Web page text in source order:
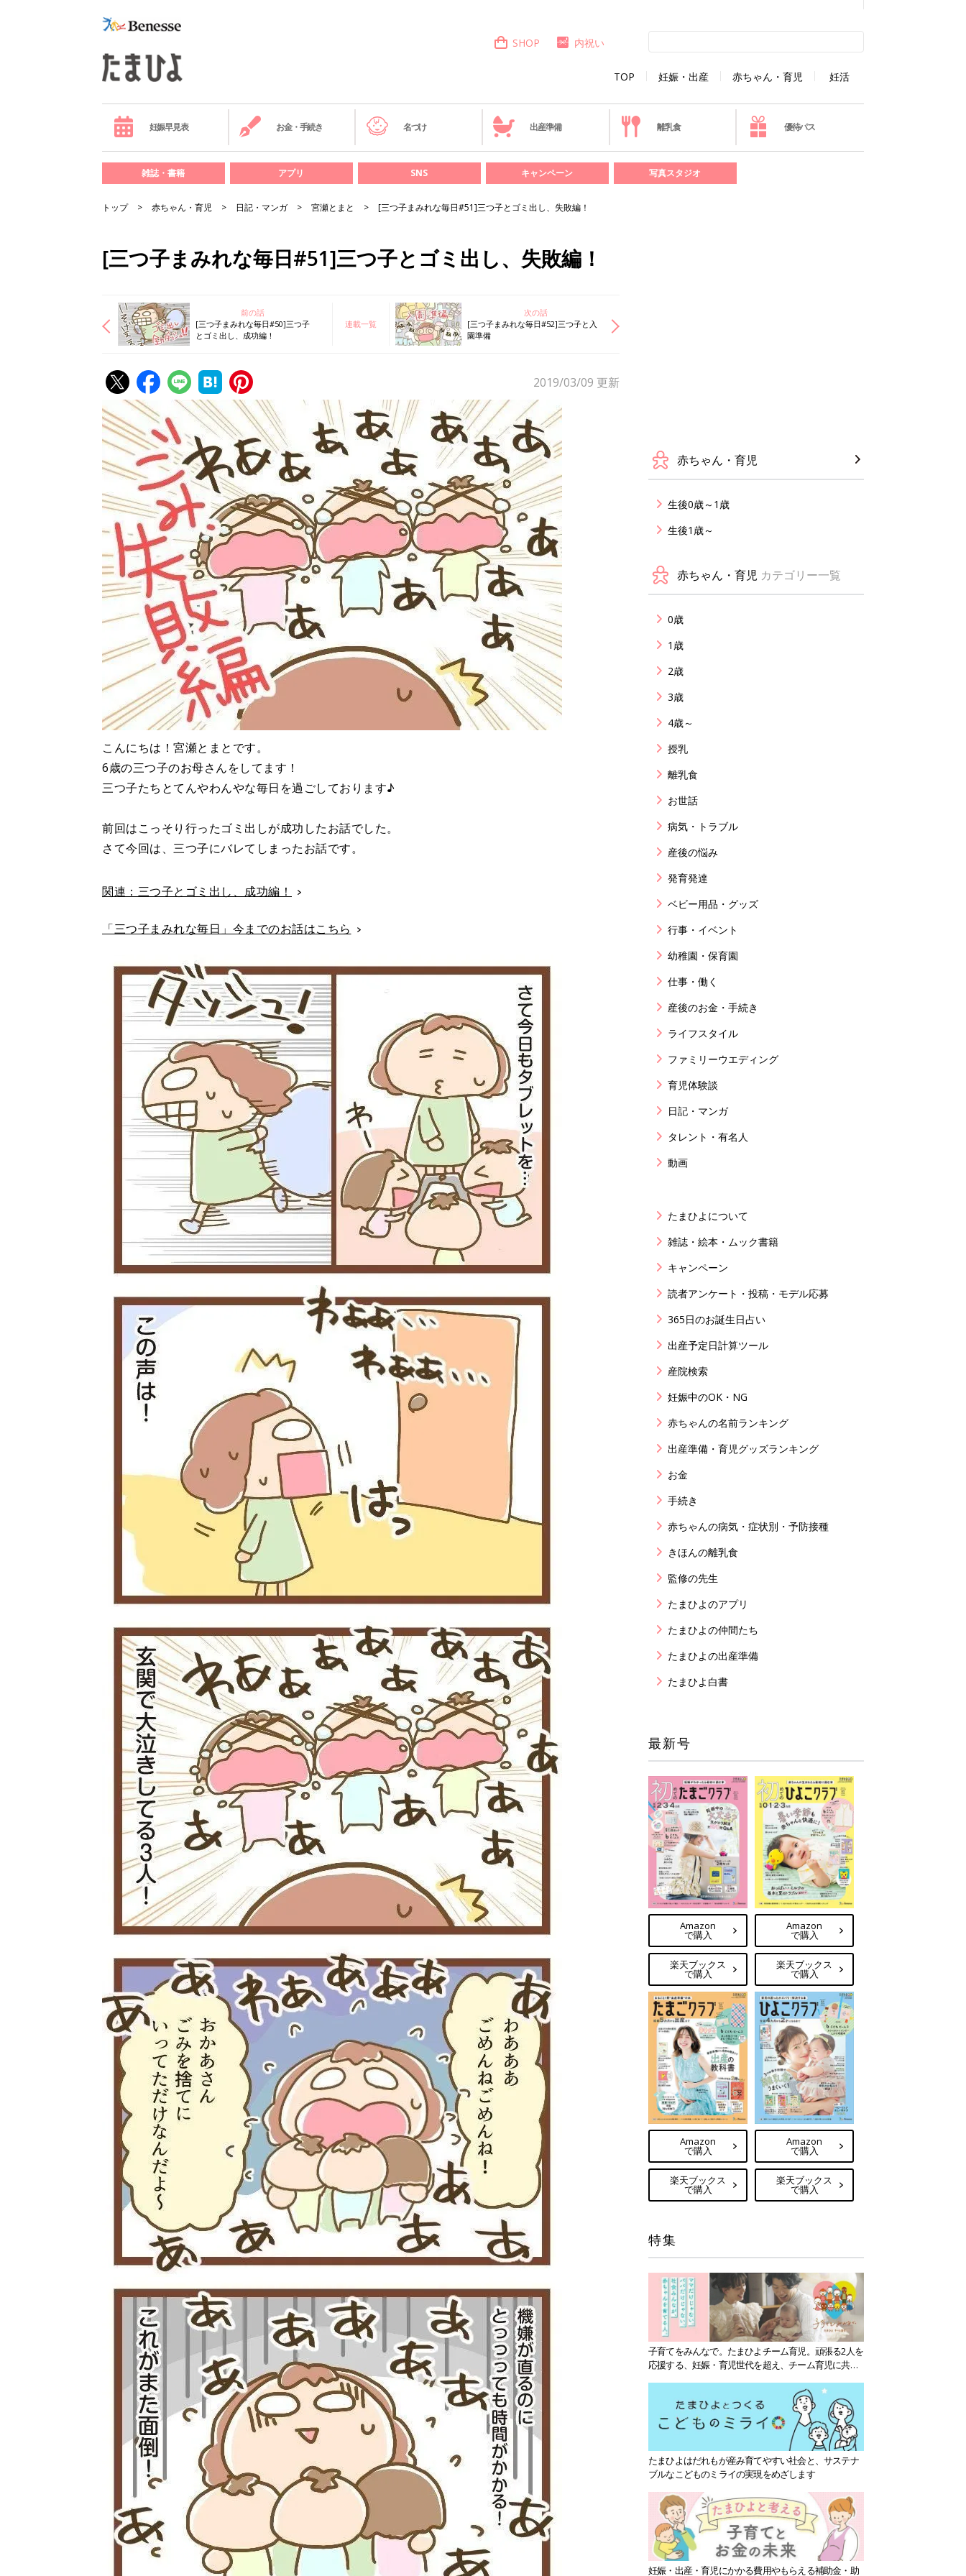
TOP 妊娠・出産 赤ちゃん・育児 妊活
SHOP 内祝い
妊娠早見表 お金・手続き 名づけ 出産準備 離乳食 優待パス
雑誌・書籍 アプリ SNS キャンペーン 写真スタジオ
トップ 赤ちゃん・育児 日記・マンガ 宮瀬とまと [三つ子まみれな毎日#51]三つ子とゴミ出し、失敗編！
[三つ子まみれな毎日#51]三つ子とゴミ出し、失敗編！
前の話
[三つ子まみれな毎日#50]三つ子
とゴミ出し、成功編！
連載一覧
次の話
[三つ子まみれな毎日#52]三つ子と入
園準備
2019/03/09 更新
こんにちは！宮瀬とまとです。
6歳の三つ子のお母さんをしてます！
三つ子たちとてんやわんやな毎日を過ごしております♪
前回はこっそり行ったゴミ出しが成功したお話でした。
さて今回は、三つ子にバレてしまったお話です。
関連：三つ子とゴミ出し、成功編！
「三つ子まみれな毎日」今までのお話はこちら
赤ちゃん・育児
生後0歳～1歳
生後1歳～
赤ちゃん・育児 カテゴリー一覧
0歳
1歳
2歳
3歳
4歳～
授乳
離乳食
お世話
病気・トラブル
産後の悩み
発育発達
ベビー用品・グッズ
行事・イベント
幼稚園・保育園
仕事・働く
産後のお金・手続き
ライフスタイル
ファミリーウエディング
育児体験談
日記・マンガ
タレント・有名人
動画
たまひよについて
雑誌・絵本・ムック書籍
キャンペーン
読者アンケート・投稿・モデル応募
365日のお誕生日占い
出産予定日計算ツール
産院検索
妊娠中のOK・NG
赤ちゃんの名前ランキング
出産準備・育児グッズランキング
お金
手続き
赤ちゃんの病気・症状別・予防接種
きほんの離乳食
監修の先生
たまひよのアプリ
たまひよの仲間たち
たまひよの出産準備
たまひよ白書
最新号
Amazon
で購入
楽天ブックス
で購入
Amazon
で購入
楽天ブックス
で購入
Amazon
で購入
楽天ブックス
で購入
Amazon
で購入
楽天ブックス
で購入
特集
子育てをみんなで。たまひよチーム育児。頑張る2人を
応援する、妊娠・育児世代を超え、チーム育児に共感
たまひよはだれもが産み育てやすい社会と、サステナ
ブルなこどものミライの実現をめざします
妊娠・出産・育児にかかる費用やもらえる補助金・助